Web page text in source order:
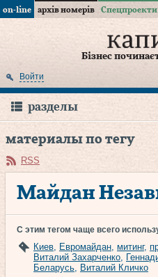
on-line архів номерів Спецпроекти
Бізнес
Войти
разделы
материалы по тегу
RSS
Майдан
С этим тегом чаще всего
Киев, Евромайдан, митинг,
Виталий Захарченко,
Беларусь, Виталий Кличко